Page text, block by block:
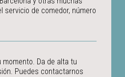
servicio de comedor, número
Da de alta tu
Puedes contactarnos